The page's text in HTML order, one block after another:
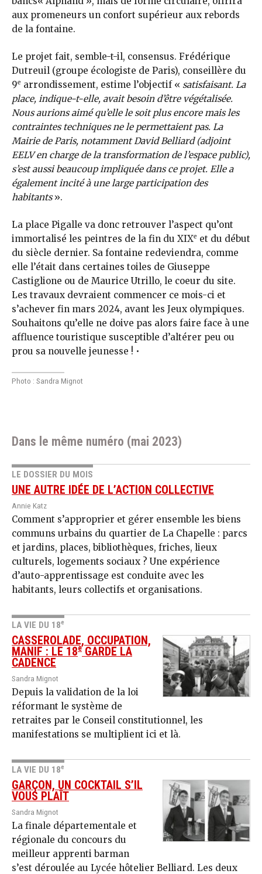
aux promeneurs un confort supérieur aux rebords
de la fontaine.
Le projet fait, semble-t-il, consensus. Frédérique
Dutreuil (groupe écologiste de Paris), conseillère du
9e arrondissement, estime l’objectif « satisfaisant. La
place, indique-t-elle, avait besoin d’être végétalisée.
Nous aurions aimé qu’elle le soit plus encore mais les
contraintes techniques ne le permettaient pas. La
Mairie de Paris, notamment David Belliard (adjoint
EELV en charge de la transformation de l’espace public),
s’est aussi beaucoup impliquée dans ce projet. Elle a
également incité à une large participation des
habitants».
La place Pigalle va donc retrouver l’aspect qu’ont
immortalisé les peintres de la fin du XIXe et du début
du siècle dernier. Sa fontaine redeviendra, comme
elle l’était dans certaines toiles de Giuseppe
Castiglione ou de Maurice Utrillo, le coeur du site.
Les travaux devraient commencer ce mois-ci et
s’achever fin mars 2024, avant les Jeux olympiques.
Souhaitons qu’elle ne doive pas alors faire face à une
affluence touristique susceptible d’altérer peu ou
prou sa nouvelle jeunesse ! •
Photo : Sandra Mignot
Dans le même numéro (mai 2023)
LE DOSSIER DU MOIS
UNE AUTRE IDÉE DE L’ACTION COLLECTIVE
Annie Katz
Comment s’approprier et gérer ensemble les biens
communs urbains du quartier de La Chapelle : parcs
et jardins, places, bibliothèques, friches, lieux
culturels, logements sociaux ? Une expérience
d’auto-apprentissage est conduite avec les
habitants, leurs collectifs et organisations.
LA VIE DU 18e
CASSEROLADE, OCCUPATION,
MANIF : LE 18e GARDE LA
CADENCE
Sandra Mignot
Depuis la validation de la loi
réformant le système de
retraites par le Conseil constitutionnel, les
manifestations se multiplient ici et là.
LA VIE DU 18e
GARÇON, UN COCKTAIL S’IL
VOUS PLAÎT
Sandra Mignot
La finale départementale et
régionale du concours du
meilleur apprenti barman
s’est déroulée au Lycée hôtelier Belliard. Les deux